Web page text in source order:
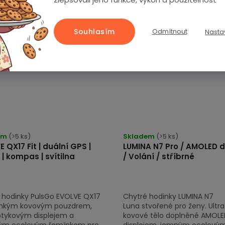
Odmítnout
Souhlasím
QX17 Fit | duální GPS |
kompas | svítilna
(>5 ks)
PulsGo EVOLVE QX17
kovovým pouzdrem,
displejem a
Kompletně
v češtině
LUMINA N7 Pro / AMOLED
/ Volání / stříbrné
Skladem (>5 ks)
Chytré hodinky LUMINA N7
Luna stvořené pro ženy.
kovové tělo doplněné